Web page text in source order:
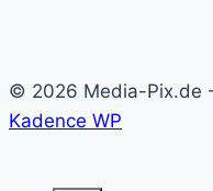
© 2026 Media-Pix.de
Kadence WP